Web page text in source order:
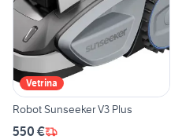
Vetrina
Robot Sunseeker V3 Plus
550 €